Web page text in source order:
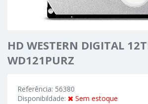
HD WESTERN DIGITAL
WD121PURZ
Referência: 56380
Disponibildade:
Sem estoque